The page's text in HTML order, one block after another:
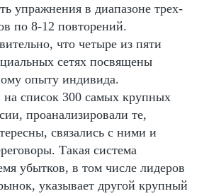
упражнения в диапазоне трех-
по 8-12 повторений.
что четыре из пяти
сетях посвящены
опыту индивида.
список 300 самых крупных
проанализировали те,
связались с ними и
Такая система
убытков, в том числе лидеров
указывает другой крупный